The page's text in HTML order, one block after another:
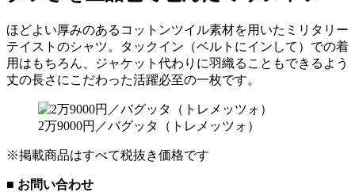
ほどよい厚みのあるコットンツイル素材を用いたミリタリー
テイストのシャツ。タックイン（ベルトにインして）での着
用はもちろん、ジャケット代わりに羽織ることもできるよう
丈の長さにこだわった活躍必至の一枚です。
2万9000円／バグッタ（トレメッツォ）
※掲載商品はすべて税抜き価格です
■ お問い合わせ